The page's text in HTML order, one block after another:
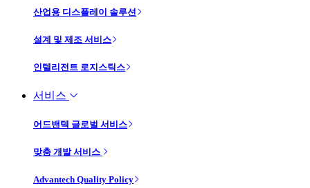
산업용 디스플레이 솔루션
설계 및 제조 서비스
인텔리전트 로지스틱스
서비스
어드밴텍 글로벌 서비스
맞춤 개발 서비스
Advantech Quality Policy